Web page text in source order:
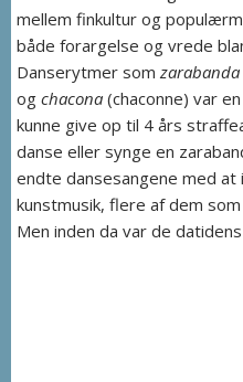
mellem finkultur og
både forargelse og vrede
Danserytmer somzarabanda
og chacona (chaconne) var
kunne give op til 4 års
danse eller synge en
endte dansesangene med
kunstmusik, flere af dem
Men inden da var de